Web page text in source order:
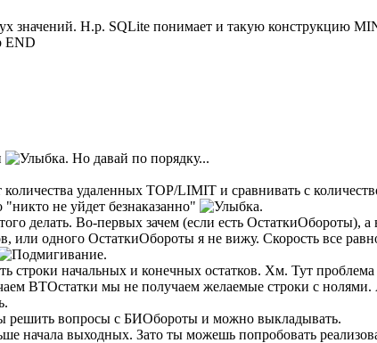
значений. Н.р. SQLite понимает и такую конструкцию
END
. Но давай по порядку...
удаленных TOP/LIMIT и сравнивать с
не уйдет безнаказанно"
.
делать. Во-первых зачем (если есть ОстаткиОбороты),
одного ОстаткиОбороты я не вижу. Скорость все
.
строки начальных и конечных остатков. Хм. Тут
ВТОстатки мы не получаем желаемые строки с
.
решить вопросы с БИОбороты и можно выкладывать.
начала выходных. Зато ты можешь попробовать